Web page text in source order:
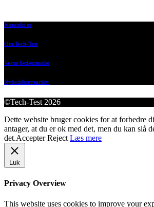
Kontakt os
Om Tech-Test
Vores bedømmelse
Nyhedsbrevsarkiv
©Tech-Test 2026
Dette website bruger cookies for at forbedre
antager, at du er ok med det, men du kan slå
det.Accepter Reject Læs mere
Luk
Privacy Overview
This website uses cookies to improve your